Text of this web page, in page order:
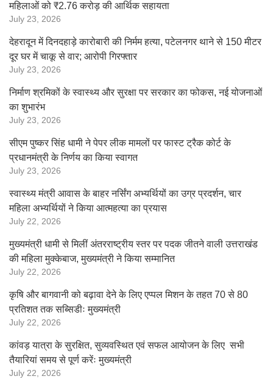
महिलाओं को ₹2.76 करोड़ की आर्थिक सहायता
July 23, 2026
देहरादून में दिनदहाड़े कारोबारी की निर्मम हत्या, पटेलनगर थाने से 150 मीटर
दूर घर में चाकू से वार; आरोपी गिरफ्तार
July 23, 2026
निर्माण श्रमिकों के स्वास्थ्य और सुरक्षा पर सरकार का फोकस, नई योजनाओं
का शुभारंभ
July 23, 2026
सीएम पुष्कर सिंह धामी ने पेपर लीक मामलों पर फास्ट ट्रैक कोर्ट के
प्रधानमंत्री के निर्णय का किया स्वागत
July 23, 2026
स्वास्थ्य मंत्री आवास के बाहर नर्सिंग अभ्यर्थियों का उग्र प्रदर्शन, चार
महिला अभ्यर्थियों ने किया आत्महत्या का प्रयास
July 22, 2026
मुख्यमंत्री धामी से मिलीं अंतरराष्ट्रीय स्तर पर पदक जीतने वाली उत्तराखंड
की महिला मुक्केबाज, मुख्यमंत्री ने किया सम्मानित
July 22, 2026
कृषि और बागवानी को बढ़ावा देने के लिए एप्पल मिशन के तहत 70 से 80
प्रतिशत तक सब्सिडीः मुख्यमंत्री
July 22, 2026
कांवड़ यात्रा के सुरक्षित, सुव्यवस्थित एवं सफल आयोजन के लिए सभी
तैयारियां समय से पूर्ण करेंः मुख्यमंत्री
July 22, 2026